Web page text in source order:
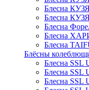
Блесна
Блесна
Блесна
Блесна
Блесна
Блёсны
Блесна SSL
Блесна SSL
Блесна SSL